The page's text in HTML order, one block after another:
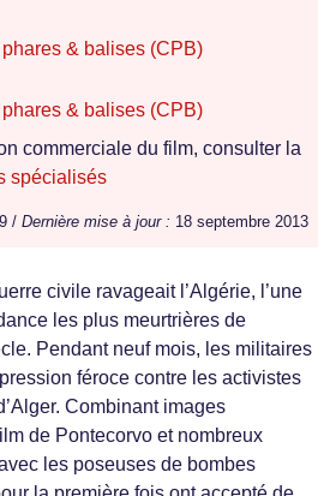
& balises (CPB)
& balises (CPB)
commerciale du film, consulter la
spécialisés
/ Dernière mise à jour : 18 septembre 2013
civile ravageait l’Algérie, l’une
les plus meurtrières de
Pendant neuf mois, les militaires
féroce contre les activistes
Combinant images
de Pontecorvo et nombreux
les poseuses de bombes